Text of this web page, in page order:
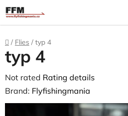
Skip
to
content
Home
/ Flies / typ 4
typ 4
The
average
product
Not rated Rating details
Brand: Flyfishingmania